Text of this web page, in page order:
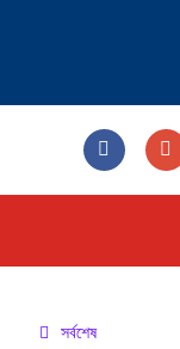
সর্বশেষ